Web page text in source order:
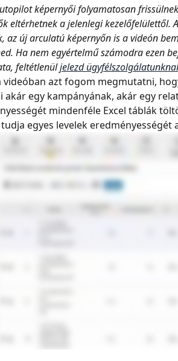
képernyői folyamatosan
eltérhetnek a jelenlegi
az új arculatú képernyőn is a videón
Ha nem egyértelmű számodra ezen
feltétlenül jelezd
videóban azt fogom megmutatni,
akár egy kampányának, akár egy
mindenféle Excel táblák
egyes levelek